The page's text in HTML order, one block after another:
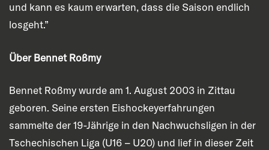
und kann es kaum erwarten, dass die Saison endlich
losgeht.”
Über Bennet Roßmy
Bennet Roßmy wurde am 1. August 2003 in Zittau
geboren. Seine ersten Eishockeyerfahrungen
sammelte der 19-Jährige in den Nachwuchsligen in der
Tschechischen Liga (U16 – U20) und lief in dieser Zeit